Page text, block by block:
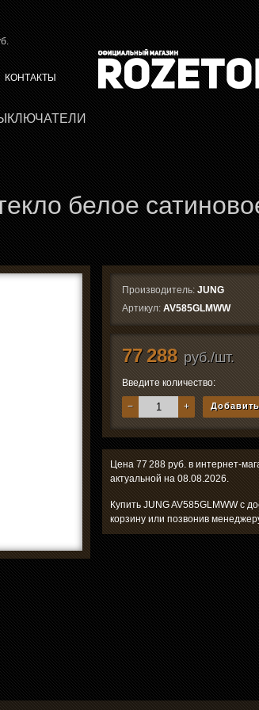
КОНТАКТЫ
белое
Производитель: JUNG
Артикул: AV585GLMWW
77 288 руб./шт.
Введите количество:
− +
Цена 77 288 руб. в интернет-
актуальной на 08.08.2026.
Купить JUNG AV585GLMWW с
корзину или позвонив